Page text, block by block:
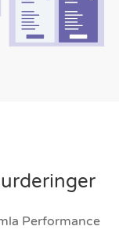
Performance